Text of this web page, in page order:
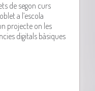
de segon curs
a l’escola
projecte on les
digitals bàsiques